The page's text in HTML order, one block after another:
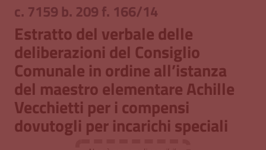
c. 7159 b. 209 f. 166/14
Estratto del verbale delle
deliberazioni del Consiglio
Comunale in ordine all’istanza
del maestro elementare Achille
Vecchietti per i compensi
dovutogli per incarichi speciali